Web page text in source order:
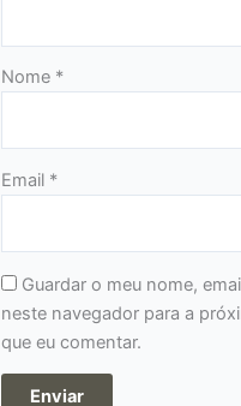
Nome *
Email *
Guardar o meu nome,
neste navegador para a
que eu comentar.